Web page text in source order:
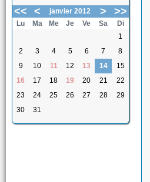
<<
< janvier 2012 > >>
Lu Ma Me Je Ve Sa
Di
1
2
3 4 5 6 7
8
9
10 11 12 13 14
15
16
17 18 19 20 21
22
23
24 25 26 27 28
29
30
31